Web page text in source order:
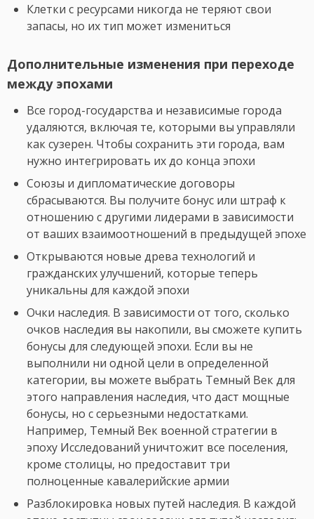
Клетки с ресурсами никогда не теряют свои
запасы, но их тип может измениться
Дополнительные изменения при переходе
между эпохами
Все город-государства и независимые города
удаляются, включая те, которыми вы управляли
как сузерен. Чтобы сохранить эти города, вам
нужно интегрировать их до конца эпохи
Союзы и дипломатические договоры
сбрасываются. Вы получите бонус или штраф к
отношению с другими лидерами в зависимости
от ваших взаимоотношений в предыдущей эпохе
Открываются новые древа технологий и
гражданских улучшений, которые теперь
уникальны для каждой эпохи
Очки наследия. В зависимости от того, сколько
очков наследия вы накопили, вы сможете купить
бонусы для следующей эпохи. Если вы не
выполнили ни одной цели в определенной
категории, вы можете выбрать Темный Век для
этого направления наследия, что даст мощные
бонусы, но с серьезными недостатками.
Например, Темный Век военной стратегии в
эпоху Исследований уничтожит все поселения,
кроме столицы, но предоставит три
полноценные кавалерийские армии
Разблокировка новых путей наследия. В каждой